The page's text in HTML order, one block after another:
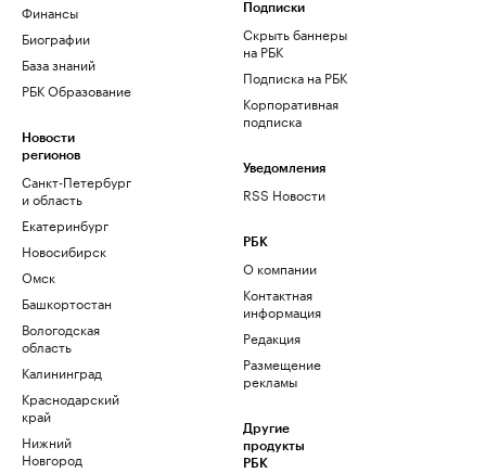
Финансы
Биографии
База знаний
РБК Образование
Новости
регионов
Санкт-Петербург
и область
Екатеринбург
Новосибирск
Омск
Башкортостан
Вологодская
область
Калининград
Краснодарский
край
Нижний
Новгород
Подписки
Скрыть баннеры
на РБК
Подписка на РБК
Корпоративная
подписка
Уведомления
RSS Новости
РБК
О компании
Контактная
информация
Редакция
Размещение
рекламы
Другие
продукты
РБК